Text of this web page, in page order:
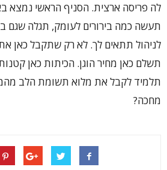
לה פריסה ארצית. הסניף הראשי נמצא
תעשה כמה בירורים לעומק, תגלה שגם
לניהול תתאים לך. לא רק שתקבל כאן
תשלם כאן מחיר הוגן. הכיתות כאן
תלמיד לקבל את מלוא תשומת הלב
מחכה?